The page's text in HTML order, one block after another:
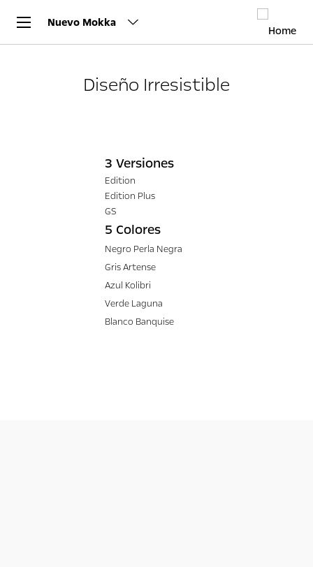
Nuevo Mokka
Diseño Irresistible
3 Versiones
Edition
Edition Plus
GS
5 Colores
Negro Perla Negra
Gris Artense
Azul Kolibri
Verde Laguna
Blanco Banquise